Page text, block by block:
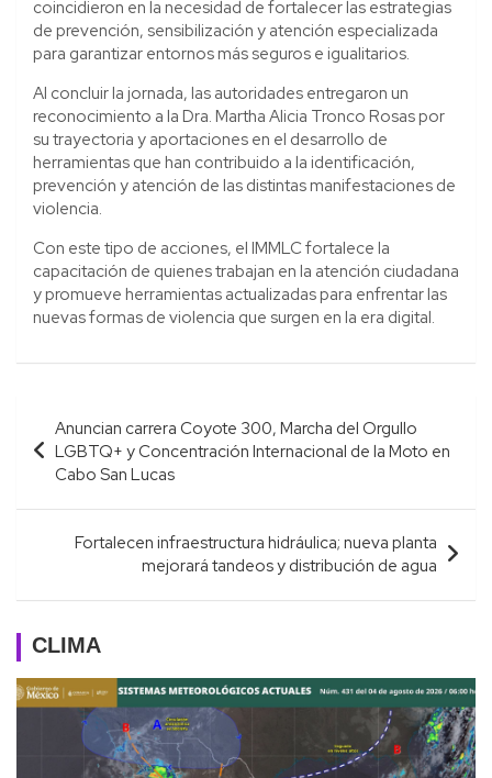
coincidieron en la necesidad de fortalecer las estrategias
de prevención, sensibilización y atención especializada
para garantizar entornos más seguros e igualitarios.
Al concluir la jornada, las autoridades entregaron un
reconocimiento a la Dra. Martha Alicia Tronco Rosas por
su trayectoria y aportaciones en el desarrollo de
herramientas que han contribuido a la identificación,
prevención y atención de las distintas manifestaciones de
violencia.
Con este tipo de acciones, el IMMLC fortalece la
capacitación de quienes trabajan en la atención ciudadana
y promueve herramientas actualizadas para enfrentar las
nuevas formas de violencia que surgen en la era digital.
Navegación
de
entradas
Anuncian carrera Coyote 300, Marcha del Orgullo
LGBTQ+ y Concentración Internacional de la Moto en
Cabo San Lucas
Fortalecen infraestructura hidráulica; nueva planta
mejorará tandeos y distribución de agua
CLIMA